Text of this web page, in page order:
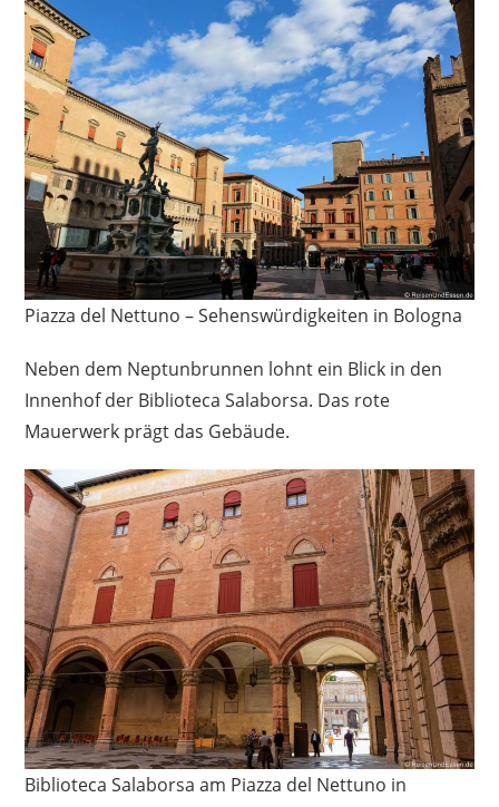
Piazza del Nettuno – Sehenswürdigkeiten in Bologna
Neben dem Neptunbrunnen lohnt ein Blick in den
Innenhof der Biblioteca Salaborsa. Das rote
Mauerwerk prägt das Gebäude.
Biblioteca Salaborsa am Piazza del Nettuno in